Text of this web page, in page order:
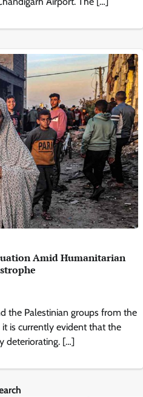
Amid Humanitarian
the Palestinian groups from the
is currently evident that the
deteriorating. […]